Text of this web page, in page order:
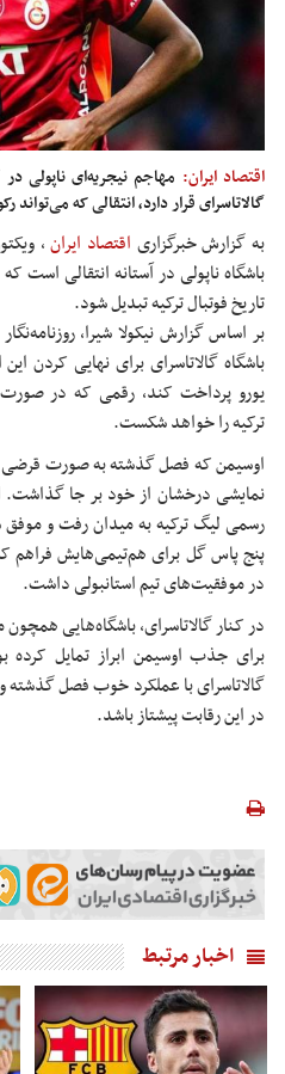
اقتصاد ایران:
گالاتاسرای قرار دارد، انتقالی که می‌تواند
به گزارش خبرگزاری اقتصاد ایران،
باشگاه ناپولی در آستانه انتقالی است
تاریخ فوتبال ترکیه تبدیل شود.
بر اساس گزارش نیکولا شیرا،
یورو پرداخت کند، رقمی که در صورت
ترکیه را خواهد شکست.
اوسیمن که فصل گذشته به‌ صورت قرضی
پنج پاس گل برای هم‌تیمی‌هایش فراهم
در موفقیت‌های تیم استانبولی داشت.
در کنار گالاتاسرای، باشگاه‌هایی همچون
برای جذب اوسیمن ابراز تمایل کرده
گالاتاسرای با عملکرد خوب فصل گذشته
در این رقابت پیشتاز باشد.
اخبار مرتبط